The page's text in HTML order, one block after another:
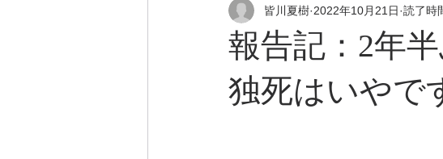
報告記：2年
独死はいやで
皆川夏樹 2022年10月21日 読了時